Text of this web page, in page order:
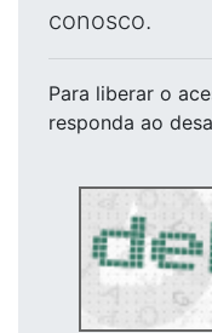
conosco.
Para liberar o
responda ao